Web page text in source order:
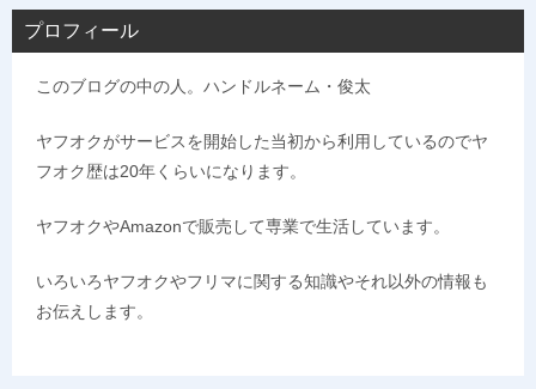
プロフィール
このブログの中の人。ハンドルネーム・俊太
ヤフオクがサービスを開始した当初から利用しているのでヤ
フオク歴は20年くらいになります。
ヤフオクやAmazonで販売して専業で生活しています。
いろいろヤフオクやフリマに関する知識やそれ以外の情報も
お伝えします。